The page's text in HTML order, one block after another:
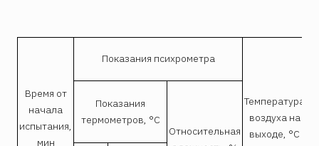
Время от
начала
испытания,
мин
Показания психрометра
Температура
воздуха на
выходе, °С
Показания
термометров, °С
Относительная